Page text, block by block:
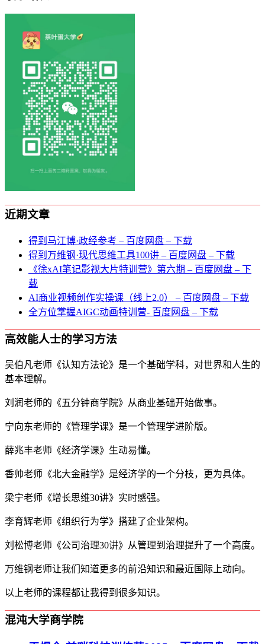
近期文章
得到马江博·政经参考 – 百度网盘 – 下载
得到万维钢·现代思维⼯具100讲 – 百度网盘 – 下载
《徐xAI笔记影视大片特训营》第六期 – 百度网盘 – 下
载
AI商业视频创作实操课（线上2.0） – 百度网盘 – 下载
全方位掌握AIGC动画特训营- 百度网盘 – 下载
高效能人士的学习方法
吴伯凡老师《认知方法论》是一个基础学科，对世界和人生的
基本理解。
刘润老师的《五分钟商学院》从商业基础开始做事。
宁向东老师的《管理学课》是一个管理学进阶版。
薛兆丰老师《经济学课》生动易懂。
香帅老师《北大金融学》是经济学的一个分枝，更为具体。
梁宁老师《增长思维30讲》实时感强。
李育辉老师《组织行为学》搭建了企业架构。
刘松博老师《公司治理30讲》从管理到治理提升了一个高度。
万维钢老师让我们知道更多的前沿知识和最近国际上动向。
以上老师的课程都让我得到很多知识。
混沌大学商学院